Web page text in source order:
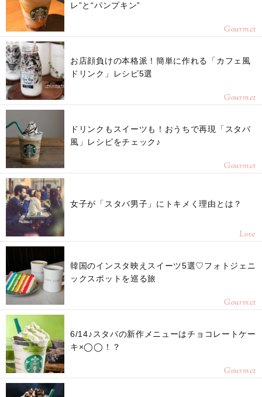
レ”と“パンプキン”
Gourmet
お店顔負けの本格派！簡単に作れる「カフェ風
ドリンク」レシピ5選
Gourmet
ドリンクもスイーツも！おうちで再現「スタバ
風」レシピをチェック♪
Gourmet
女子が「スタバ男子」にトキメく理由とは？
Love
韓国のインスタ映えスイーツ5選♡フォトジェニ
ックスポットを巡る旅
Gourmet
6/14♪スタバの新作メニューはチョコレートケー
キ×◯◯！？
Gourmet